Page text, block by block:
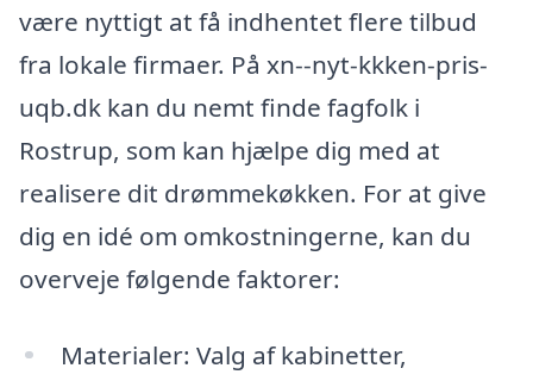
være nyttigt at få indhentet flere tilbud
fra lokale firmaer. På xn--nyt-kkken-pris-
uqb.dk kan du nemt finde fagfolk i
Rostrup, som kan hjælpe dig med at
realisere dit drømmekøkken. For at give
dig en idé om omkostningerne, kan du
overveje følgende faktorer:
Materialer: Valg af kabinetter,